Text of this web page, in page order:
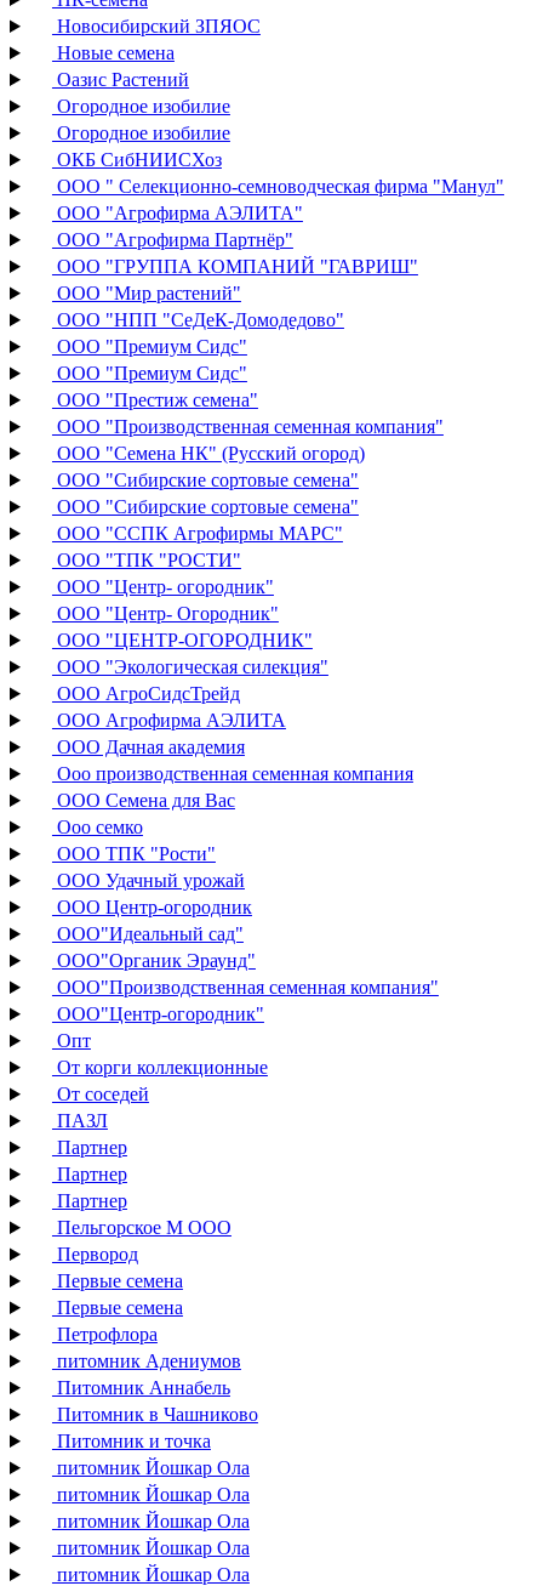
Новосибирский ЗПЯОС
Новые семена
Оазис Растений
Огородное изобилие
Огородное изобилие
ОКБ СибНИИСХоз
ООО " Селекционно-семноводческая фирма "Манул"
ООО "Агрофирма АЭЛИТА"
ООО "Агрофирма Партнёр"
ООО "ГРУППА КОМПАНИЙ "ГАВРИШ"
ООО "Мир растений"
ООО "НПП "СеДеК-Домодедово"
ООО "Премиум Сидс"
ООО "Премиум Сидс"
ООО "Престиж семена"
ООО "Производственная семенная компания"
ООО "Семена НК" (Русский огород)
ООО "Сибирские сортовые семена"
ООО "Сибирские сортовые семена"
ООО "ССПК Агрофирмы МАРС"
ООО "ТПК "РОСТИ"
ООО "Центр- огородник"
ООО "Центр- Огородник"
ООО "ЦЕНТР-ОГОРОДНИК"
ООО "Экологическая силекция"
ООО АгроСидсТрейд
ООО Агрофирма АЭЛИТА
ООО Дачная академия
Ооо производственная семенная компания
ООО Семена для Вас
Ооо семко
ООО ТПК "Рости"
ООО Удачный урожай
ООО Центр-огородник
ООО"Идеальный сад"
ООО"Органик Эраунд"
ООО"Производственная семенная компания"
ООО"Центр-огородник"
Опт
От корги коллекционные
От соседей
ПАЗЛ
Партнер
Партнер
Партнер
Пельгорское М ООО
Первород
Первые семена
Первые семена
Петрофлора
питомник Адениумов
Питомник Аннабель
Питомник в Чашниково
Питомник и точка
питомник Йошкар Ола
питомник Йошкар Ола
питомник Йошкар Ола
питомник Йошкар Ола
питомник Йошкар Ола